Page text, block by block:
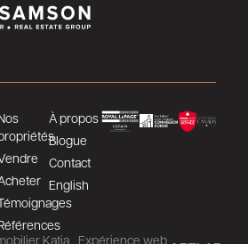
À propos
Blogue
Contact
English
Katia Expérience web